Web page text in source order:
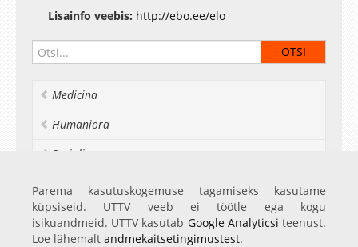
Graafikut joonistab Mark Gimbutas
Autorid: Taivo Pungas, Mark Gimbutas, Rudolf
Bichele, Karin Hellat ja ELO žürii.
Lisainfo veebis: http://ebo.ee/elo
Medicina
Humaniora
Socialia
Realia et naturalia
Ülikoolist veel
Parema kasutuskogemuse tagamiseks kasutame
küpsiseid. UTTV veeb ei töötle ega kogu
isikuandmeid. UTTV kasutab Google Analyticsi teenust.
Loe lähemalt andmekaitsetingimustest.